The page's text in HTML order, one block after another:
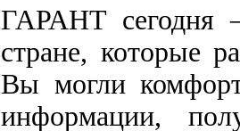
ГАРАНТ сегодня
стране, которые
Вы могли
информации,